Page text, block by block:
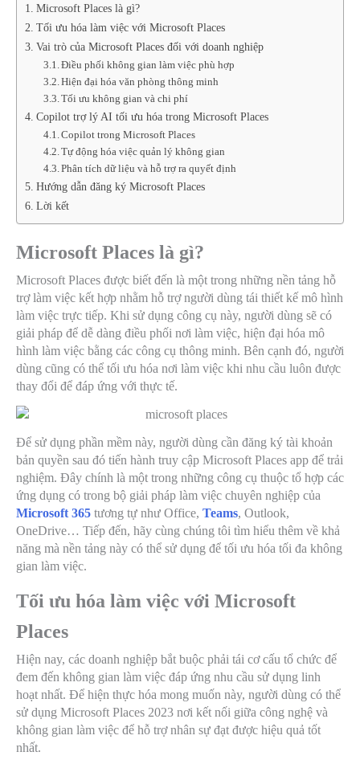
Microsoft Places là gì?
Tối ưu hóa làm việc với Microsoft Places
Vai trò của Microsoft Places đối với doanh nghiệp
Điều phối không gian làm việc phù hợp
Hiện đại hóa văn phòng thông minh
Tối ưu không gian và chi phí
Copilot trợ lý AI tối ưu hóa trong Microsoft Places
Copilot trong Microsoft Places
Tự động hóa việc quản lý không gian
Phân tích dữ liệu và hỗ trợ ra quyết định
Hướng dẫn đăng ký Microsoft Places
Lời kết
Microsoft Places là gì?
Microsoft Places được biết đến là một trong những nền tảng hỗ
trợ làm việc kết hợp nhằm hỗ trợ người dùng tái thiết kế mô hình
làm việc trực tiếp. Khi sử dụng công cụ này, người dùng sẽ có
giải pháp để dễ dàng điều phối nơi làm việc, hiện đại hóa mô
hình làm việc bằng các công cụ thông minh. Bên cạnh đó, người
dùng cũng có thể tối ưu hóa nơi làm việc khi nhu cầu luôn được
thay đổi để đáp ứng với thực tế.
Để sử dụng phần mềm này, người dùng cần đăng ký tài khoản
bản quyền sau đó tiến hành truy cập Microsoft Places app để trải
nghiệm. Đây chính là một trong những công cụ thuộc tổ hợp các
ứng dụng có trong bộ giải pháp làm việc chuyên nghiệp của
Microsoft 365 tương tự như Office, Teams, Outlook,
OneDrive… Tiếp đến, hãy cùng chúng tôi tìm hiểu thêm về khả
năng mà nền tảng này có thể sử dụng để tối ưu hóa tối đa không
gian làm việc.
Tối ưu hóa làm việc với Microsoft
Places
Hiện nay, các doanh nghiệp bắt buộc phải tái cơ cấu tổ chức để
đem đến không gian làm việc đáp ứng nhu cầu sử dụng linh
hoạt nhất. Để hiện thực hóa mong muốn này, người dùng có thể
sử dụng Microsoft Places 2023 nơi kết nối giữa công nghệ và
không gian làm việc để hỗ trợ nhân sự đạt được hiệu quả tốt
nhất.